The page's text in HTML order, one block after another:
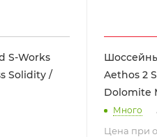
S-Works
Solidity /
Aethos 2
Dolomite
Много
Цена при